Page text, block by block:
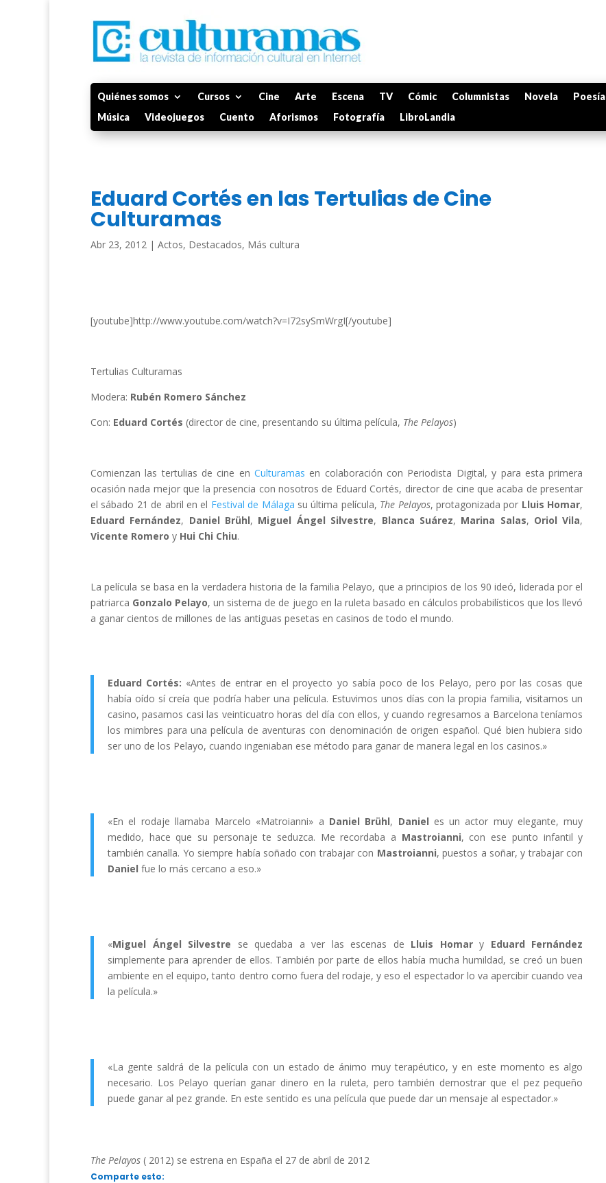
Quiénes somos Cursos Cine Arte Escena TV Cómic Columnistas Novela Poesía
Música
Videojuegos Cuento Aforismos Fotografía LibroLandia
Eduard Cortés en las Tertulias de Cine
Culturamas
Abr 23, 2012 | Actos, Destacados, Más cultura
[youtube]http://www.youtube.com/watch?v=I72sySmWrgI[/youtube]
Tertulias Culturamas
Modera: Rubén Romero Sánchez
Con: Eduard Cortés (director de cine, presentando su última película, The Pelayos)
Comienzan las tertulias de cine enCulturamas en colaboración con Periodista Digital, y para esta primera
ocasión nada mejor que la presencia con nosotros de Eduard Cortés, director de cine que acaba de presentar
el sábado 21 de abril en el Festival de Málaga su última película, The Pelayos, protagonizada por Lluis Homar,
Eduard Fernández, Daniel Brühl, Miguel Ángel Silvestre, Blanca Suárez, Marina Salas, Oriol Vila,
Vicente Romero y Hui Chi Chiu.
La película se basa en la verdadera historia de la familia Pelayo, que a principios de los 90 ideó, liderada por el
patriarca Gonzalo Pelayo, un sistema de de juego en la ruleta basado en cálculos probabilísticos que los llevó
a ganar cientos de millones de las antiguas pesetas en casinos de todo el mundo.
Eduard Cortés: «Antes de entrar en el proyecto yo sabía poco de los Pelayo, pero por las cosas que
había oído sí creía que podría haber una película. Estuvimos unos días con la propia familia, visitamos un
casino, pasamos casi las veinticuatro horas del día con ellos, y cuando regresamos a Barcelona teníamos
los mimbres para una película de aventuras con denominación de origen español. Qué bien hubiera sido
ser uno de los Pelayo, cuando ingeniaban ese método para ganar de manera legal en los casinos.»
«En el rodaje llamaba Marcelo «Matroianni» a Daniel Brühl, Daniel es un actor muy elegante, muy
medido, hace que su personaje te seduzca. Me recordaba a Mastroianni, con ese punto infantil y
también canalla. Yo siempre había soñado con trabajar con Mastroianni, puestos a soñar, y trabajar con
Daniel fue lo más cercano a eso.»
«Miguel Ángel Silvestre se quedaba a ver las escenas de Lluis Homary Eduard Fernández
simplemente para aprender de ellos. También por parte de ellos había mucha humildad, se creó un buen
ambiente en el equipo, tanto dentro como fuera del rodaje, y eso el espectador lo va apercibir cuando vea
la película.»
«La gente saldrá de la película con un estado de ánimo muy terapéutico, y en este momento es algo
necesario. Los Pelayo querían ganar dinero en la ruleta, pero también demostrar que el pez pequeño
puede ganar al pez grande. En este sentido es una película que puede dar un mensaje al espectador.»
The Pelayos ( 2012) se estrena en España el 27 de abril de 2012
Comparte esto: